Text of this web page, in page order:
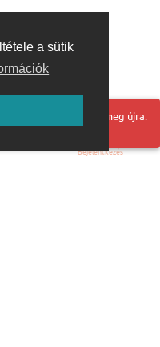
a sütik
az oldalt és próbálja meg újra.
Bejelentkezés